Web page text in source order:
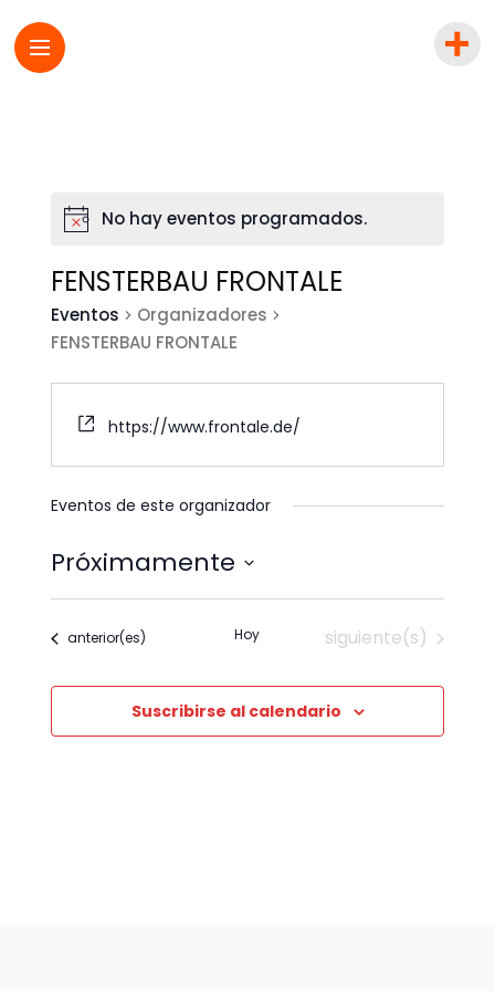
No hay eventos programados.
FENSTERBAU FRONTALE
Eventos
Organizadores
FENSTERBAU FRONTALE
https://www.frontale.de/
Eventos de este organizador
Próximamente
Eventos
anterior(es) Hoy Eventos
siguiente(s)
Suscribirse al calendario